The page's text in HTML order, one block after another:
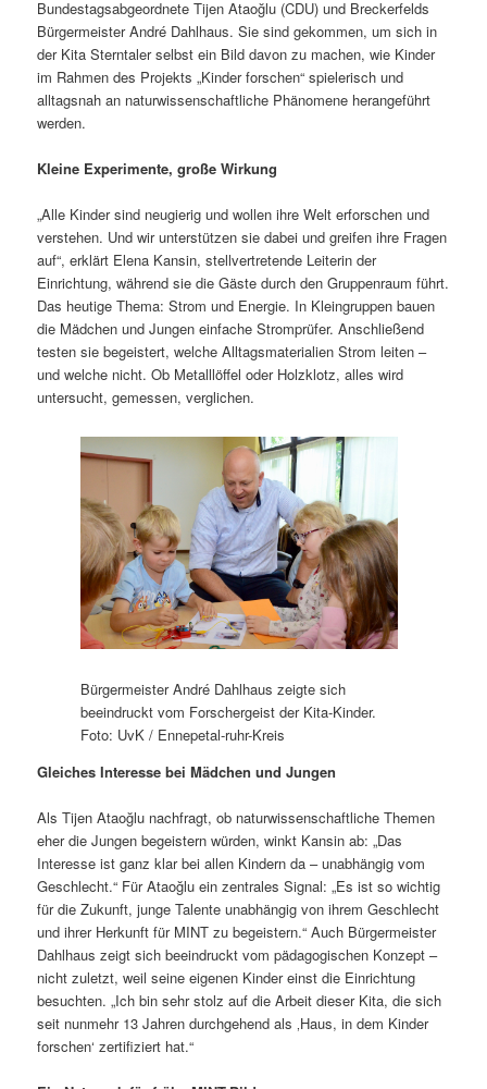
Bundestagsabgeordnete Tijen Ataoğlu (CDU) und Breckerfelds
Bürgermeister André Dahlhaus. Sie sind gekommen, um sich in
der Kita Sterntaler selbst ein Bild davon zu machen, wie Kinder
im Rahmen des Projekts „Kinder forschen“ spielerisch und
alltagsnah an naturwissenschaftliche Phänomene herangeführt
werden.
Kleine Experimente, große Wirkung
„Alle Kinder sind neugierig und wollen ihre Welt erforschen und
verstehen. Und wir unterstützen sie dabei und greifen ihre Fragen
auf“, erklärt Elena Kansin, stellvertretende Leiterin der
Einrichtung, während sie die Gäste durch den Gruppenraum führt.
Das heutige Thema: Strom und Energie. In Kleingruppen bauen
die Mädchen und Jungen einfache Stromprüfer. Anschließend
testen sie begeistert, welche Alltagsmaterialien Strom leiten –
und welche nicht. Ob Metalllöffel oder Holzklotz, alles wird
untersucht, gemessen, verglichen.
Bürgermeister André Dahlhaus zeigte sich
beeindruckt vom Forschergeist der Kita-Kinder.
Foto: UvK / Ennepetal-ruhr-Kreis
Gleiches Interesse bei Mädchen und Jungen
Als Tijen Ataoğlu nachfragt, ob naturwissenschaftliche Themen
eher die Jungen begeistern würden, winkt Kansin ab: „Das
Interesse ist ganz klar bei allen Kindern da – unabhängig vom
Geschlecht.“ Für Ataoğlu ein zentrales Signal: „Es ist so wichtig
für die Zukunft, junge Talente unabhängig von ihrem Geschlecht
und ihrer Herkunft für MINT zu begeistern.“ Auch Bürgermeister
Dahlhaus zeigt sich beeindruckt vom pädagogischen Konzept –
nicht zuletzt, weil seine eigenen Kinder einst die Einrichtung
besuchten. „Ich bin sehr stolz auf die Arbeit dieser Kita, die sich
seit nunmehr 13 Jahren durchgehend als ‚Haus, in dem Kinder
forschen‘ zertifiziert hat.“